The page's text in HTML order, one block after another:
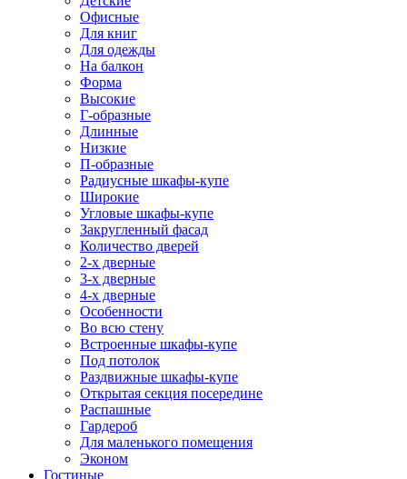
Офисные
Для книг
Для одежды
На балкон
Форма
Высокие
Г-образные
Длинные
Низкие
П-образные
Радиусные шкафы-купе
Широкие
Угловые шкафы-купе
Закругленный фасад
Количество дверей
2-х дверные
3-х дверные
4-х дверные
Особенности
Во всю стену
Встроенные шкафы-купе
Под потолок
Раздвижные шкафы-купе
Открытая секция посередине
Распашные
Гардероб
Для маленького помещения
Эконом
Гостиные